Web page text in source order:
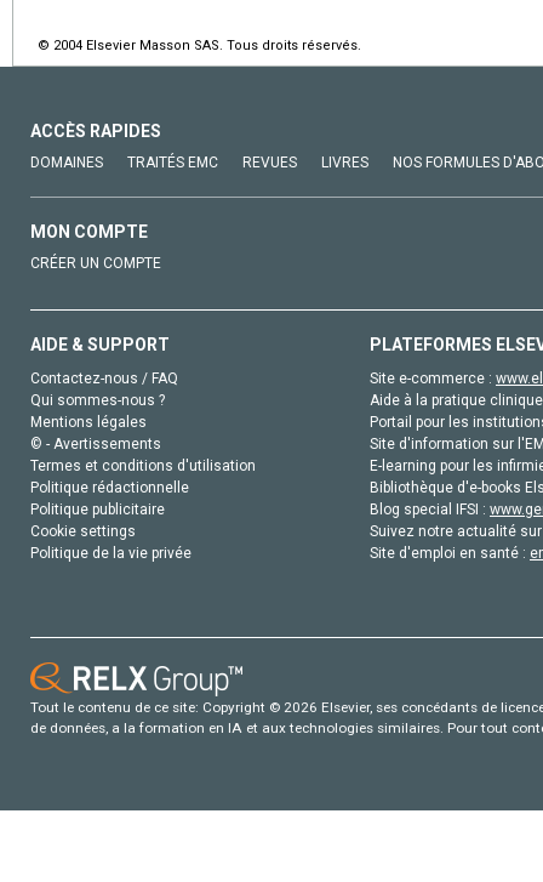
© 2004 Elsevier Masson SAS. Tous droits réservés.
ACCÈS RAPIDES
DOMAINES TRAITÉS EMC REVUES LIVRES NOS FORMULES
MON COMPTE
CRÉER UN COMPTE
AIDE & SUPPORT
Contactez-nous / FAQ
Qui sommes-nous ?
Mentions légales
© - Avertissements
Termes et conditions d'utilisation
Politique rédactionnelle
Politique publicitaire
Cookie settings
Politique de la vie privée
PLATEFORMES
Site e-commerce :
Aide à la pratique
Portail pour les
Site d'information sur
E-learning pour les
Bibliothèque d'e-books
Blog special IFSI :
Suivez notre actualité
Site d'emploi en santé :
Tout le contenu de ce site: Copyright © 2026 Elsevier, ses concédants de
de données, a la formation en IA et aux technologies similaires. Pour tout